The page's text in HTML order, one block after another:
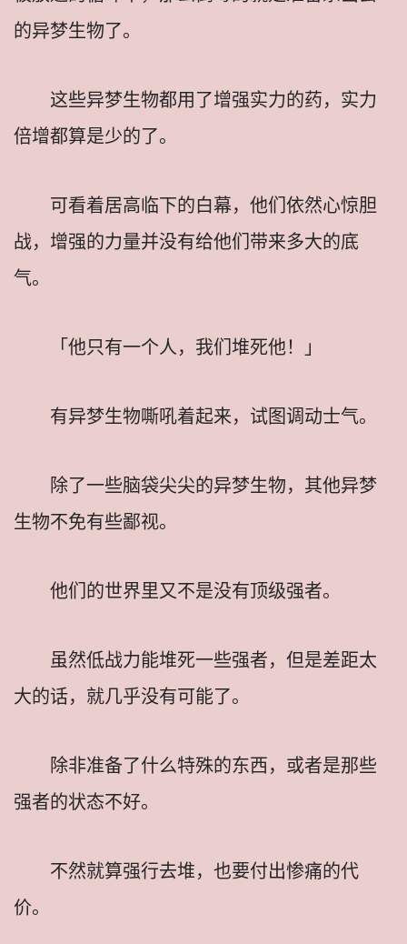
的异梦生物了。
这些异梦生物都用了增强实力的药，实力
倍增都算是少的了。
可看着居高临下的白幕，他们依然心惊胆
战，增强的力量并没有给他们带来多大的底
气。
「他只有一个人，我们堆死他！」
有异梦生物嘶吼着起来，试图调动士气。
除了一些脑袋尖尖的异梦生物，其他异梦
生物不免有些鄙视。
他们的世界里又不是没有顶级强者。
虽然低战力能堆死一些强者，但是差距太
大的话，就几乎没有可能了。
除非准备了什么特殊的东西，或者是那些
强者的状态不好。
不然就算强行去堆，也要付出惨痛的代
价。